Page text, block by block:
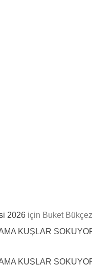
2026 için Buket Bükçez
KUŞLAR
KUŞLAR